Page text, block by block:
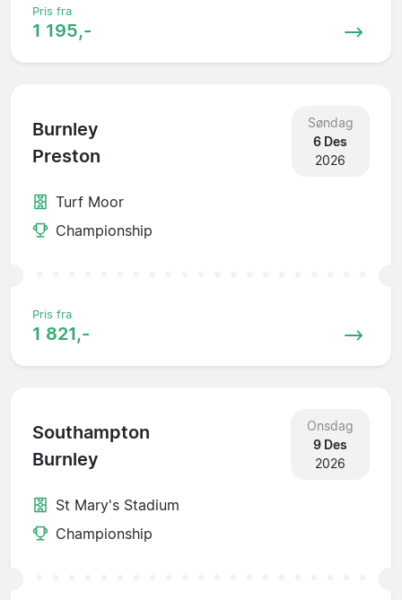
Pris fra
1 195,-
Burnley
Preston
Søndag
6 Des
2026
Turf Moor
Championship
Pris fra
1 821,-
Southampton
Burnley
Onsdag
9 Des
2026
St Mary's Stadium
Championship